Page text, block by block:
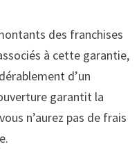
des franchises
à cette garantie,
d’un
garantit la
n’aurez pas de frais